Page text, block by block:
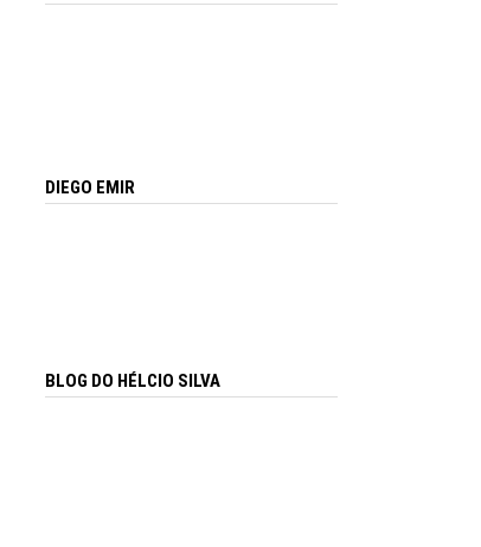
DIEGO EMIR
BLOG DO HÉLCIO SILVA